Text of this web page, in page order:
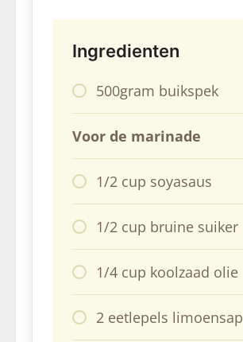
Ingredienten
500gram buikspek
Voor de marinade
1/2 cup soyasaus
1/2 cup bruine suiker
1/4 cup koolzaad olie
2 eetlepels limoensap